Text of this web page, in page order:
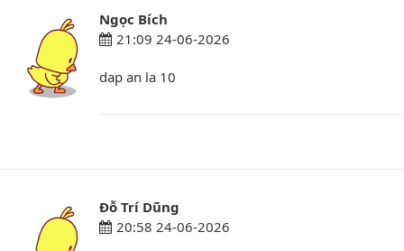
Ngọc Bích
21:09 24-06-2026
dap an la 10
Đỗ Trí Dũng
20:58 24-06-2026